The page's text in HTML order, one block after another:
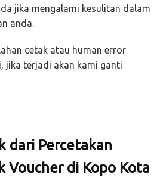
jika mengalami kesulitan dalam
anda.
cetak atau human error
jika terjadi akan kami ganti
dari Percetakan
Voucher di Kopo Kota